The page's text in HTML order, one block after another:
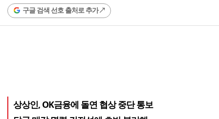
구글 검색 선호 출처로 추가
상상인, OK금융에 돌연 협상 중단 통보